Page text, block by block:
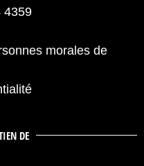
4359
morales de
DE